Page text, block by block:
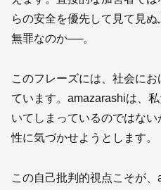
らの安全を優先して見て見
無罪なのか──。
このフレーズには、社会にお
ています。amazarashiは、
いてしまっているのではな
性に気づかせようとします。
この自己批判的視点こそが